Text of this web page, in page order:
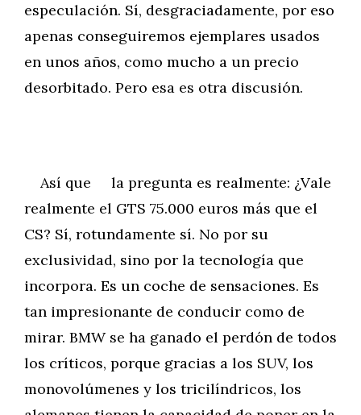
especulación. Sí, desgraciadamente, por eso
apenas conseguiremos ejemplares usados
en unos años, como mucho a un precio
desorbitado. Pero esa es otra discusión.
Así que la pregunta es realmente: ¿Vale
realmente el GTS 75.000 euros más que el
CS? Sí, rotundamente sí. No por su
exclusividad, sino por la tecnología que
incorpora. Es un coche de sensaciones. Es
tan impresionante de conducir como de
mirar. BMW se ha ganado el perdón de todos
los críticos, porque gracias a los SUV, los
monovolúmenes y los tricilíndricos, los